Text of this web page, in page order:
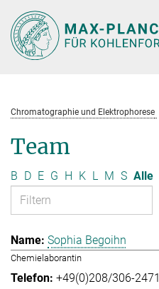
Hauptinhalt
Chromatographie und Elektrophorese
Team
B D E G H K L M S Alle
Sophia Begoihn
Chemielaborantin
+49(0)208/306-2471